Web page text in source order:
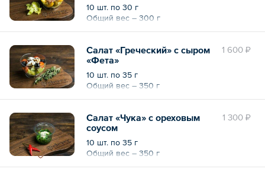
маринованными огурчиками и
соусом из тыквенного масла и
горчицы
10 шт. по 30 г
Общий вес – 300 г
1 600 ₽
Салат «Греческий» с сыром
«Фета»
10 шт. по 35 г
Общий вес – 350 г
1 300 ₽
Салат «Чука» с ореховым
соусом
10 шт. по 35 г
Общий вес – 350 г